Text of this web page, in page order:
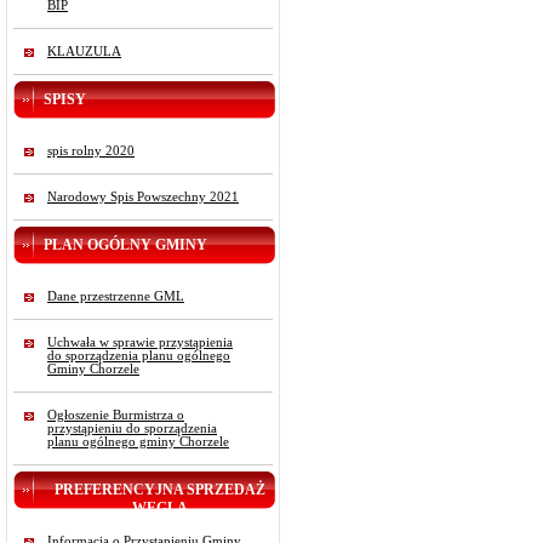
BIP
KLAUZULA
SPISY
spis rolny 2020
Narodowy Spis Powszechny 2021
PLAN OGÓLNY GMINY
Dane przestrzenne GML
Uchwała w sprawie przystąpienia
do sporządzenia planu ogólnego
Gminy Chorzele
Ogłoszenie Burmistrza o
przystąpieniu do sporządzenia
planu ogólnego gminy Chorzele
PREFERENCYJNA SPRZEDAŻ
WĘGLA